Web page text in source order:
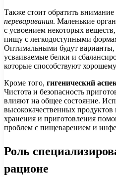
Также стоит обратить внимание
переваривания. Маленькие
с усвоением некоторых
пищу с легкодоступными
Оптимальными будут варианты,
усваиваемые белки и
которые способствуют
Кроме того, гигенический
Чистота и безопасность
влияют на общее состояние.
высококачественных
хранения и приготовления
проблем с пищеварением и
Роль
рационе